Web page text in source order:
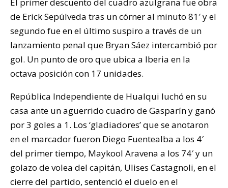
de Erick Sepúlveda tras un córner al minuto 81′ y el
segundo fue en el último suspiro a través de un
lanzamiento penal que Bryan Sáez intercambió por
gol. Un punto de oro que ubica a Iberia en la
octava posición con 17 unidades.
República Independiente de Hualqui luchó en su
casa ante un aguerrido cuadro de Gasparín y ganó
por 3 goles a 1. Los ‘gladiadores’ que se anotaron
en el marcador fueron Diego Fuentealba a los 4′
del primer tiempo, Maykool Aravena a los 74′ y un
golazo de volea del capitán, Ulises Castagnoli, en el
cierre del partido, sentenció el duelo en el